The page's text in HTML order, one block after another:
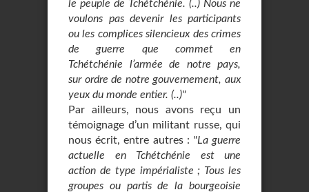
le peuple de Tchétchénie. (..) Nous ne
voulons pas devenir les participants
ou les complices silencieux des crimes
de guerre que commet en
Tchétchénie l’armée de notre pays,
sur ordre de notre gouvernement, aux
yeux du monde entier. (..)"
Par ailleurs, nous avons reçu un
témoignage d’un militant russe, qui
nous écrit, entre autres : "La guerre
actuelle en Tchétchénie est une
action de type impérialiste ; Tous les
groupes ou partis de la bourgeoisie